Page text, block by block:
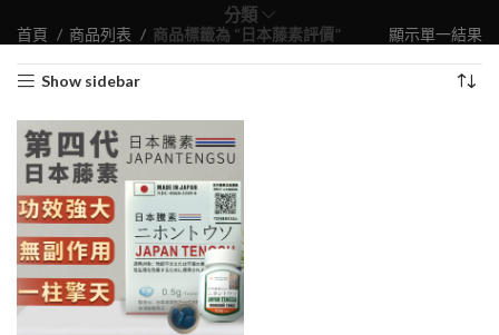
分類
首頁 商品列表 商品標籤為 “日本藤素評價” 顯示單一結果
Show sidebar